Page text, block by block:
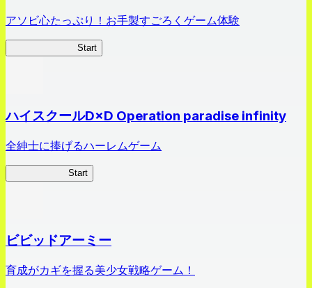
アソビ心たっぷり！お手製すごろくゲーム体験
Start
ハイスクールD×D Operation paradise infinity
全紳士に捧げるハーレムゲーム
Start
ビビッドアーミー
育成がカギを握る美少女戦略ゲーム！